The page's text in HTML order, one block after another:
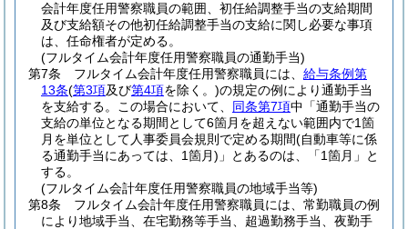
会計年度任用警察職員の範囲、初任給調整手当の支給期間
及び支給額その他初任給調整手当の支給に関し必要な事項
は、任命権者が定める。
(フルタイム会計年度任用警察職員の通勤手当)
第7条
フルタイム会計年度任用警察職員には、 給与条例第
13条(第3項及び第4項を除く。)の規定の例により通勤手当
を支給する。
この場合において、 同条第7項中「通勤手当の
支給の単位となる期間として6箇月を超えない範囲内で1箇
月を単位として人事委員会規則で定める期間(自動車等に係
る通勤手当にあっては、1箇月) 」とあるのは、「1箇月」と
する。
(フルタイム会計年度任用警察職員の地域手当等)
第8条
フルタイム会計年度任用警察職員には、常勤職員の例
により地域手当、在宅勤務等手当、超過勤務手当、夜勤手